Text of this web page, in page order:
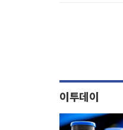
이투데이